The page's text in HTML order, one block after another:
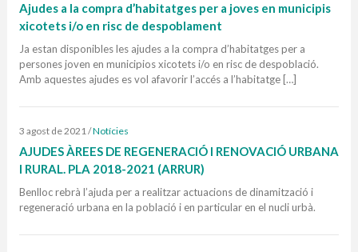
Ajudes a la compra d’habitatges per a joves en municipis
xicotets i/o en risc de despoblament
Ja estan disponibles les ajudes a la compra d’habitatges per a
persones joven en municipios xicotets i/o en risc de despoblació.
Amb aquestes ajudes es vol afavorir l’accés a l’habitatge […]
3 agost de 2021/Notícies
AJUDES ÀREES DE REGENERACIÓ I RENOVACIÓ URBANA
I RURAL. PLA 2018-2021 (ARRUR)
Benlloc rebrà l’ajuda per a realitzar actuacions de dinamització i
regeneració urbana en la població i en particular en el nucli urbà.